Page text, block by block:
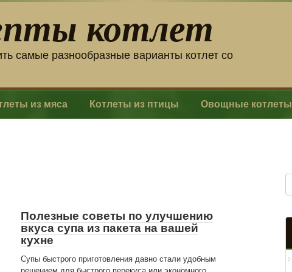
котлет
самые разнообразные варианты котлет со
из мяса Котлеты из птицы Овощные котлеты
Полезные советы по улучшению
вкуса супа из пакета на вашей
кухне
Супы быстрого приготовления давно стали удобным